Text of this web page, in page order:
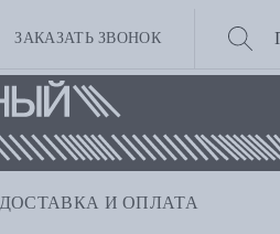
ЗАКАЗАТЬ ЗВОНОК
ДОСТАВКА И ОПЛАТА